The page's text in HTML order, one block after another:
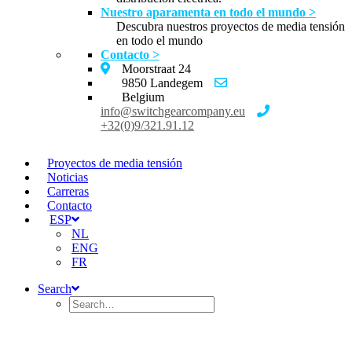
Nuestro aparamenta en todo el mundo >
Descubra nuestros proyectos de media tensión
en todo el mundo
Contacto >
Moorstraat 24
9850 Landegem
Belgium
info@switchgearcompany.eu
+32(0)9/321.91.12
Proyectos de media tensión
Noticias
Carreras
Contacto
ESP
NL
ENG
FR
Search